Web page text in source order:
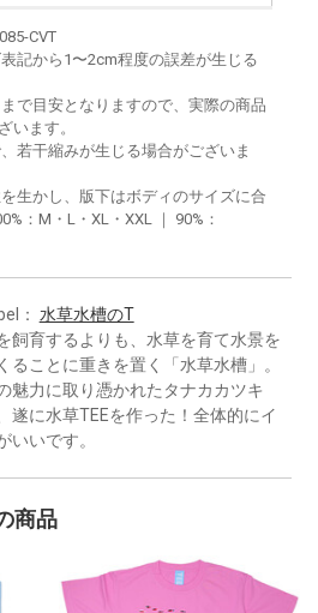
CVT
記から1〜2cm程度の誤差が生じる
で目安となりますので、実際の商品
います。
若干縮みが生じる場合がございま
生かし、版下はボディのサイズに合
：M・L・XL・XXL ｜ 90%：
： 水草水槽のT
飼育するよりも、水草を育て水景を
ることに重きを置く「水草水槽」。
魅力に取り憑かれたタナカカツキ
遂に水草TEEを作った！全体的にイ
いいです。
商品